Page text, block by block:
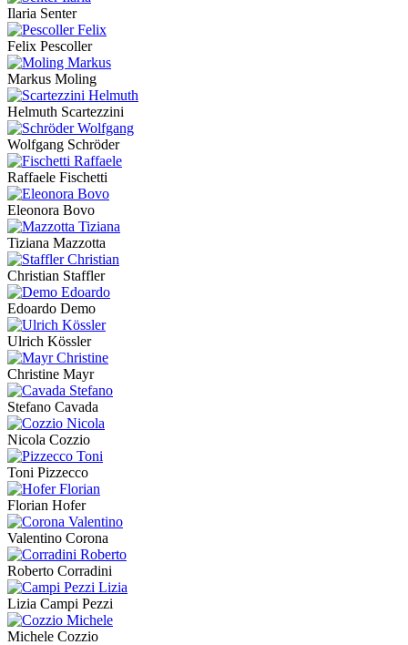
Ilaria Senter
Felix Pescoller
Markus Moling
Helmuth Scartezzini
Wolfgang Schröder
Raffaele Fischetti
Eleonora Bovo
Tiziana Mazzotta
Christian Staffler
Edoardo Demo
Ulrich Kössler
Christine Mayr
Stefano Cavada
Nicola Cozzio
Toni Pizzecco
Florian Hofer
Valentino Corona
Roberto Corradini
Lizia Campi Pezzi
Michele Cozzio